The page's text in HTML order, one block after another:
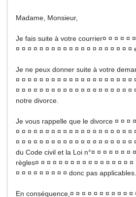
Madame, Monsieur,
Je fais suite à votre courrier¤ ¤ ¤ ¤ ¤
¤ ¤ ¤ ¤ ¤ ¤ ¤ ¤ ¤ ¤ ¤ ¤ ¤ ¤ ¤ ¤ ¤ ¤ ¤ ¤
Je ne peux donner suite à votre
¤ ¤ ¤ ¤ ¤ ¤ ¤ ¤ ¤ ¤ ¤ ¤ ¤ ¤ ¤ ¤ ¤ ¤ ¤ ¤
¤ ¤ ¤ ¤ ¤ ¤ ¤ ¤ ¤ ¤ ¤ ¤ ¤ ¤ ¤ ¤ ¤ ¤ ¤ ¤
notre divorce.
Je vous rappelle que le divorce ¤ ¤ ¤
¤ ¤ ¤ ¤ ¤ ¤ ¤ ¤ ¤ ¤ ¤ ¤ ¤ ¤ ¤ ¤ ¤ ¤ ¤ ¤
¤ ¤ ¤ ¤ ¤ ¤ ¤ ¤ ¤ ¤ ¤ ¤ ¤ ¤ ¤ ¤ ¤ ¤ ¤ ¤
du Code civil et la Loi n°¤ ¤ ¤ ¤ ¤ ¤ ¤
règles¤ ¤ ¤ ¤ ¤ ¤ ¤ ¤ ¤ ¤ ¤ ¤ ¤ ¤ ¤ ¤
¤ ¤ ¤ ¤ ¤ ¤ ¤ ¤ ¤ donc pas applicables.
En conséquence,¤ ¤ ¤ ¤ ¤ ¤ ¤ ¤ ¤ ¤ ¤